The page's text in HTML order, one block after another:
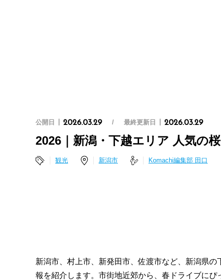
公開日 2026.03.29 最終更新日 2026.03.29
2026｜新潟・下越エリア 人気の
観光 新潟市 Komachi編集部 田口
新潟市、村上市、新発田市、佐渡市など、新潟県
報を紹介します。市街地近郊から、春ドライブに